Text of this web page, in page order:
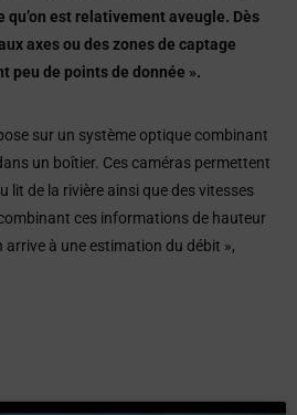
qu’on est relativement aveugle. Dès
axes ou des zones de captage
peu de points de donnée ».
sur un système optique combinant
un boîtier. Ces caméras permettent
lit de la rivière ainsi que des vitesses
ces informations de hauteur
arrive à une estimation du débit »,